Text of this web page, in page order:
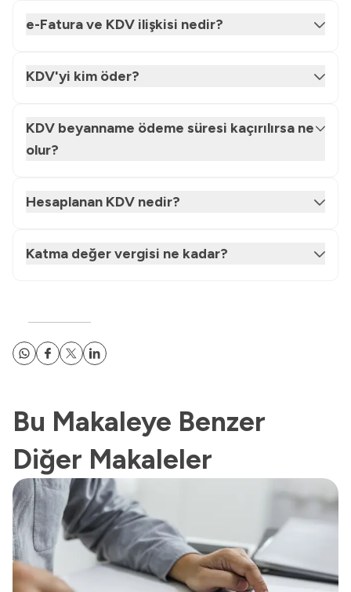
e-Fatura ve KDV ilişkisi nedir?
KDV'yi kim öder?
KDV beyanname ödeme süresi kaçırılırsa ne
olur?
Hesaplanan KDV nedir?
Katma değer vergisi ne kadar?
Bu Makaleye Benzer
Diğer Makaleler